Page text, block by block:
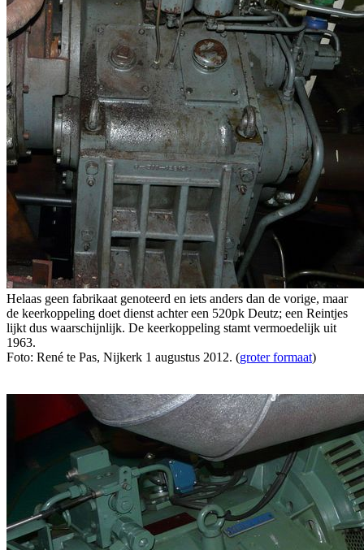
Helaas geen fabrikaat genoteerd en iets anders dan de vorige, maar
de keerkoppeling doet dienst achter een 520pk Deutz; een Reintjes
lijkt dus waarschijnlijk. De keerkoppeling stamt vermoedelijk uit
1963.
Foto: René te Pas, Nijkerk 1 augustus 2012. (groter formaat)